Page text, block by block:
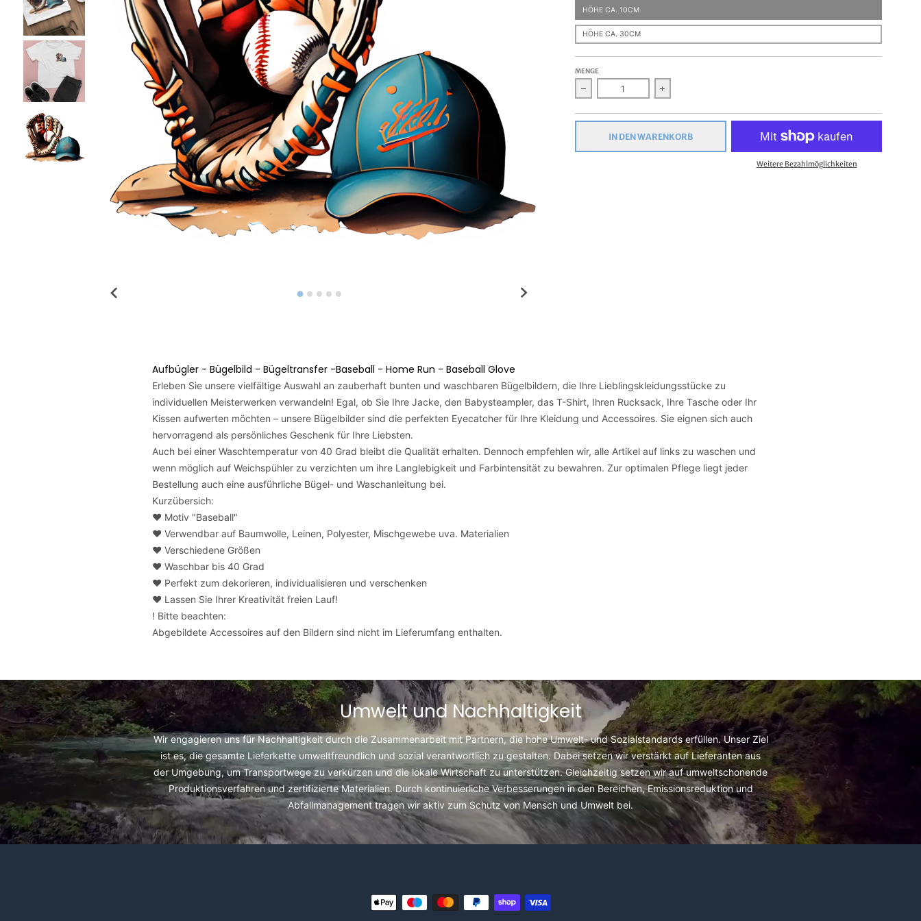
HÖHE CA. 10CM
HÖHE CA. 30CM
MENGE
Verringern Sie die Menge für Aufbügler - Bügelbild - Bügeltransfer -
Erhöhen Sie die Menge für Aufbügler - Bügelbild -
IN DEN WARENKORB
Weitere Bezahlmöglichkeiten
Aufbügler - Bügelbild - Bügeltransfer -Baseball - Home Run - Baseball Glove
Erleben Sie unsere vielfältige Auswahl an zauberhaft bunten und waschbaren Bügelbildern, die Ihre Lieblingskleidungsstücke zu
individuellen Meisterwerken verwandeln! Egal, ob Sie Ihre Jacke, den Babysteampler, das T-Shirt, Ihren Rucksack, Ihre Tasche oder Ihr
Kissen aufwerten möchten – unsere Bügelbilder sind die perfekten Eyecatcher für Ihre Kleidung und Accessoires. Sie eignen sich auch
hervorragend als persönliches Geschenk für Ihre Liebsten.
Auch bei einer Waschtemperatur von 40 Grad bleibt die Qualität erhalten. Dennoch empfehlen wir, alle Artikel auf links zu waschen und
wenn möglich auf Weichspühler zu verzichten um ihre Langlebigkeit und Farbintensität zu bewahren. Zur optimalen Pflege liegt jeder
Bestellung auch eine ausführliche Bügel- und Waschanleitung bei.
Kurzübersich:
❤️ Motiv "Baseball"
❤️ Verwendbar auf Baumwolle, Leinen, Polyester, Mischgewebe uva. Materialien
❤️ Verschiedene Größen
❤️ Waschbar bis 40 Grad
❤️ Perfekt zum dekorieren, individualisieren und verschenken
❤️ Lassen Sie Ihrer Kreativität freien Lauf!
! Bitte beachten:
Abgebildete Accessoires auf den Bildern sind nicht im Lieferumfang enthalten.
Umwelt und Nachhaltigkeit
Wir engagieren uns für Nachhaltigkeit durch die Zusammenarbeit mit Partnern, die hohe Umwelt- und Sozialstandards erfüllen. Unser Ziel
ist es, die gesamte Lieferkette umweltfreundlich und sozial verantwortlich zu gestalten. Dabei setzen wir verstärkt auf Lieferanten aus
der Umgebung, um Transportwege zu verkürzen und die lokale Wirtschaft zu unterstützen. Gleichzeitig setzen wir auf umweltschonende
Produktionsverfahren und zertifizierte Materialien. Durch kontinuierliche Verbesserungen in den Bereichen, Emissionsreduktion und
Abfallmanagement tragen wir aktiv zum Schutz von Mensch und Umwelt bei.
Zahlungsmethoden